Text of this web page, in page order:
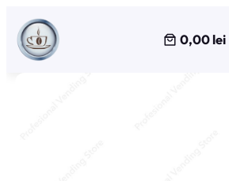
Sari
conținut
0,00 lei